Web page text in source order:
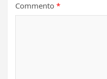
Commento *